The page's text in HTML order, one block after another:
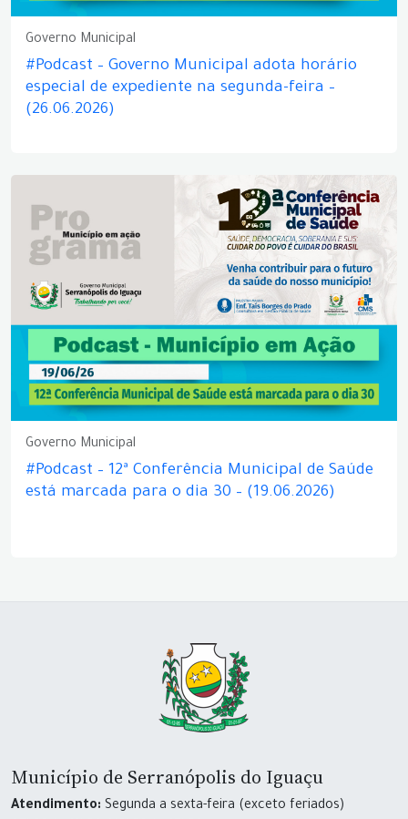
Governo Municipal
#Podcast – Governo Municipal adota horário
especial de expediente na segunda-feira –
(26.06.2026)
Governo Municipal
#Podcast – 12ª Conferência Municipal de Saúde
está marcada para o dia 30 – (19.06.2026)
Município de Serranópolis do Iguaçu
Atendimento: Segunda a sexta-feira (exceto feriados)